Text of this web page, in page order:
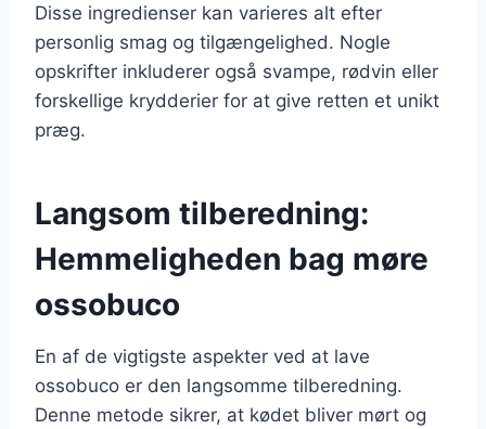
Disse ingredienser kan varieres alt efter
personlig smag og tilgængelighed. Nogle
opskrifter inkluderer også svampe, rødvin eller
forskellige krydderier for at give retten et unikt
præg.
Langsom tilberedning:
Hemmeligheden bag møre
ossobuco
En af de vigtigste aspekter ved at lave
ossobuco er den langsomme tilberedning.
Denne metode sikrer, at kødet bliver mørt og